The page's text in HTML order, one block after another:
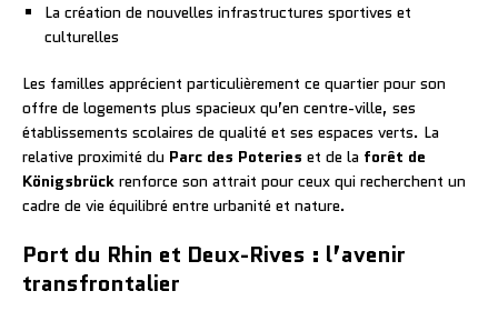
La création de nouvelles infrastructures sportives et
culturelles
Les familles apprécient particulièrement ce quartier pour son
offre de logements plus spacieux qu’en centre-ville, ses
établissements scolaires de qualité et ses espaces verts. La
relative proximité du Parc des Poteries et de la forêt de
Königsbrück renforce son attrait pour ceux qui recherchent un
cadre de vie équilibré entre urbanité et nature.
Port du Rhin et Deux-Rives : l’avenir
transfrontalier